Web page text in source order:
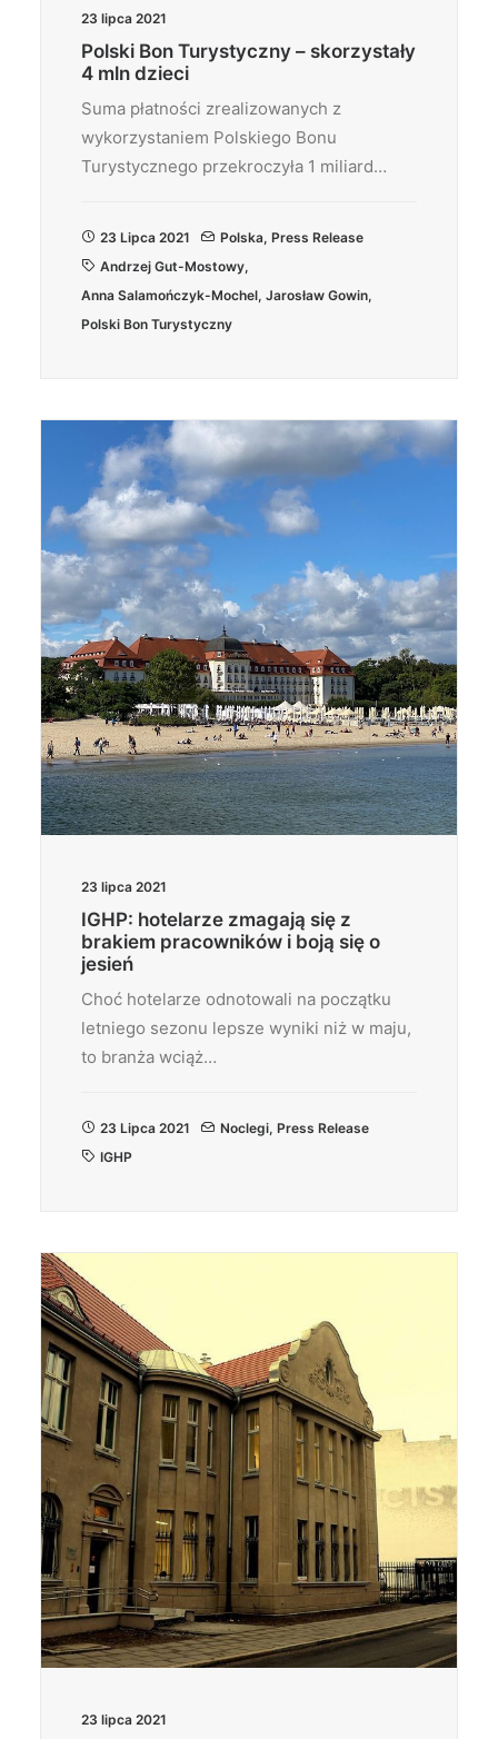
23 lipca 2021
Polski Bon Turystyczny – skorzystały
4 mln dzieci
Suma płatności zrealizowanych z
wykorzystaniem Polskiego Bonu
Turystycznego przekroczyła 1 miliard…
23 Lipca 2021 Polska, Press Release
Andrzej Gut-Mostowy,
Anna Salamończyk-Mochel, Jarosław Gowin,
Polski Bon Turystyczny
23 lipca 2021
IGHP: hotelarze zmagają się z
brakiem pracowników i boją się o
jesień
Choć hotelarze odnotowali na początku
letniego sezonu lepsze wyniki niż w maju,
to branża wciąż…
23 Lipca 2021 Noclegi, Press Release
IGHP
23 lipca 2021